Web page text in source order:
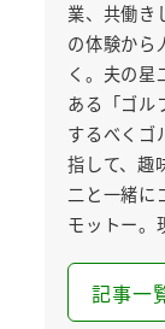
業、共働き
の体験から
く。夫の
ある「ゴル
するべくゴ
指して、趣
二と一緒に
モットー。
記事一